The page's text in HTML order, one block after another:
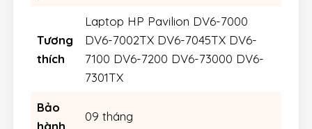
Tương
thích
Laptop HP Pavilion DV6-7000
DV6-7002TX DV6-7045TX DV6-
7100 DV6-7200 DV6-73000 DV6-
7301TX
Bảo
09 tháng